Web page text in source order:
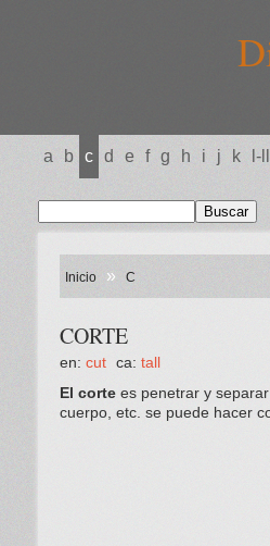
a b c d e f g h i j k l-ll
Inicio » C
CORTE
en: cut ca: tall
El corte es penetrar y
cuerpo, etc. se puede hacer